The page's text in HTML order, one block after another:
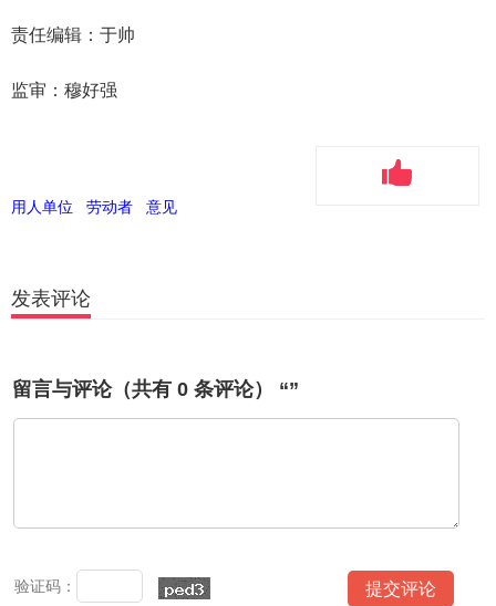
责任编辑：于帅
监审：穆好强
用人单位 劳动者 意见
发表评论
留言与评论（共有 0 条评论） “”
验证码：